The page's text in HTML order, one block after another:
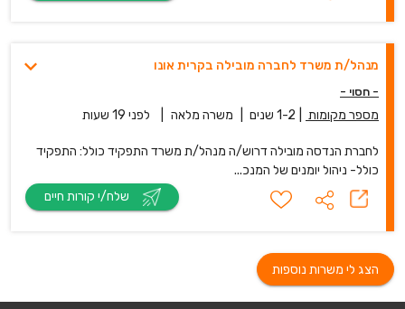
מנהל/ת משרד לחברה מובילה בקרית אונו
- חסוי -
מספר מקומות 1-2 שנים משרה מלאה לפני 19 שעות
לחברת הנדסה מובילה דרוש/ה מנהל/ת משרד התפקיד כולל: התפקיד
כולל- ניהול יומנים של המנכ...
הצג לי משרות נוספות